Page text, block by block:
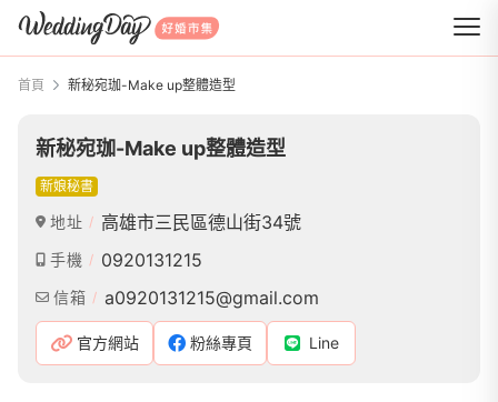
WeddingDay 好婚市集
首頁 新秘宛珈-Make up整體造型
新秘宛珈-Make up整體造型
新娘秘書
地址 高雄市三民區德山街34號
手機 0920131215
信箱 a0920131215@gmail.com
官方網站 粉絲專頁 Line